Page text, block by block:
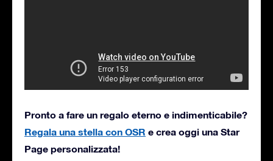
Pronto a fare un regalo eterno e indimenticabile?
Regala una stella con OSR e crea oggi una Star
Page personalizzata!